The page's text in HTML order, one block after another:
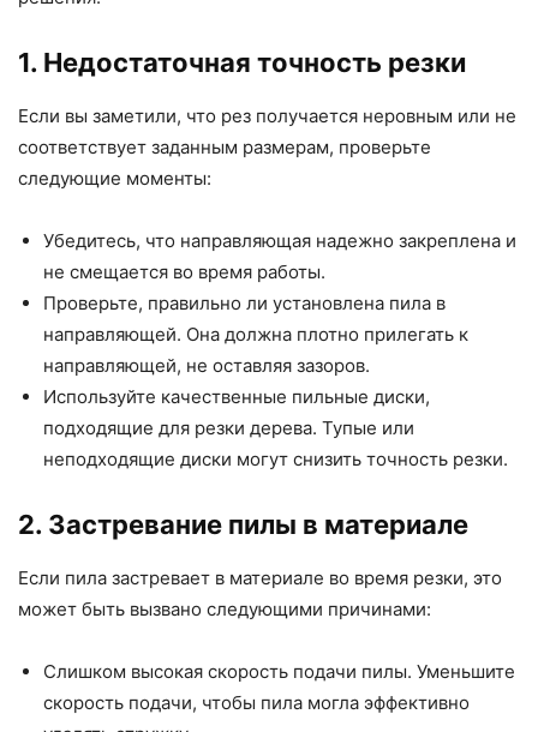
1. Недостаточная точность резки
Если вы заметили, что рез получается неровным или не
соответствует заданным размерам, проверьте
следующие моменты:
Убедитесь, что направляющая надежно закреплена и
не смещается во время работы.
Проверьте, правильно ли установлена пила в
направляющей. Она должна плотно прилегать к
направляющей, не оставляя зазоров.
Используйте качественные пильные диски,
подходящие для резки дерева. Тупые или
неподходящие диски могут снизить точность резки.
2. Застревание пилы в материале
Если пила застревает в материале во время резки, это
может быть вызвано следующими причинами:
Слишком высокая скорость подачи пилы. Уменьшите
скорость подачи, чтобы пила могла эффективно